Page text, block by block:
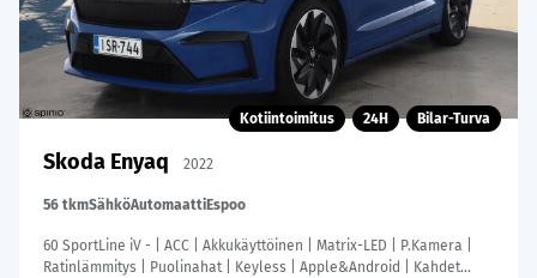
Kotiintoimitus 24H Bilar-Turva
Skoda Enyaq 2022
56 tkmSähköAutomaattiEspoo
60 SportLine iV - | ACC | Akkukäyttöinen | Matrix-LED | P.Kamera |
Ratinlämmitys | Puolinahat | Keyless | Apple&Android | Kahdet